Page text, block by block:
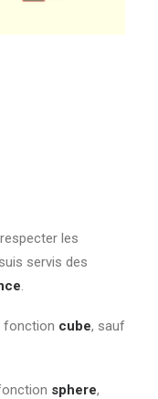
les
servis des
.
fonction cube, sauf
sphere,